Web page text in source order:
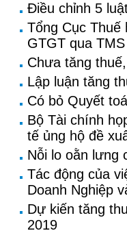
Điều chỉnh 5
Tổng Cục
GTGT qua TMS
Chưa tăng
Lập luận tăng
Có bỏ Quyết
Bộ Tài chính
tế ủng hộ đề
Nỗi lo oằn lưng
Tác động của
Doanh Nghiệp
Dự kiến tăng
2019